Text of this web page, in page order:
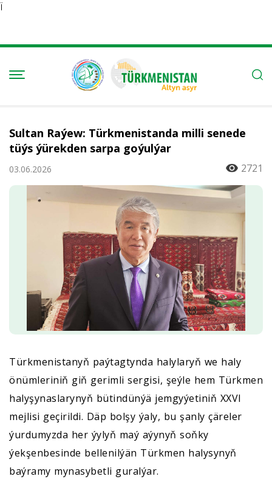
Ï
Sultan Raýew: Türkmenistanda milli senede
tüýs ýürekden sarpa goýulýar
03.06.2026 2721
Türkmenistanyň paýtagtynda halylaryň we haly
önümleriniň giň gerimli sergisi, şeýle hem Türkmen
halyşynaslarynyň bütindünýä jemgyýetiniň XXVI
mejlisi geçirildi. Däp bolşy ýaly, bu şanly çäreler
ýurdumyzda her ýylyň maý aýynyň soňky
ýekşenbesinde bellenilýän Türkmen halysynyň
baýramy mynasybetli guralýar.